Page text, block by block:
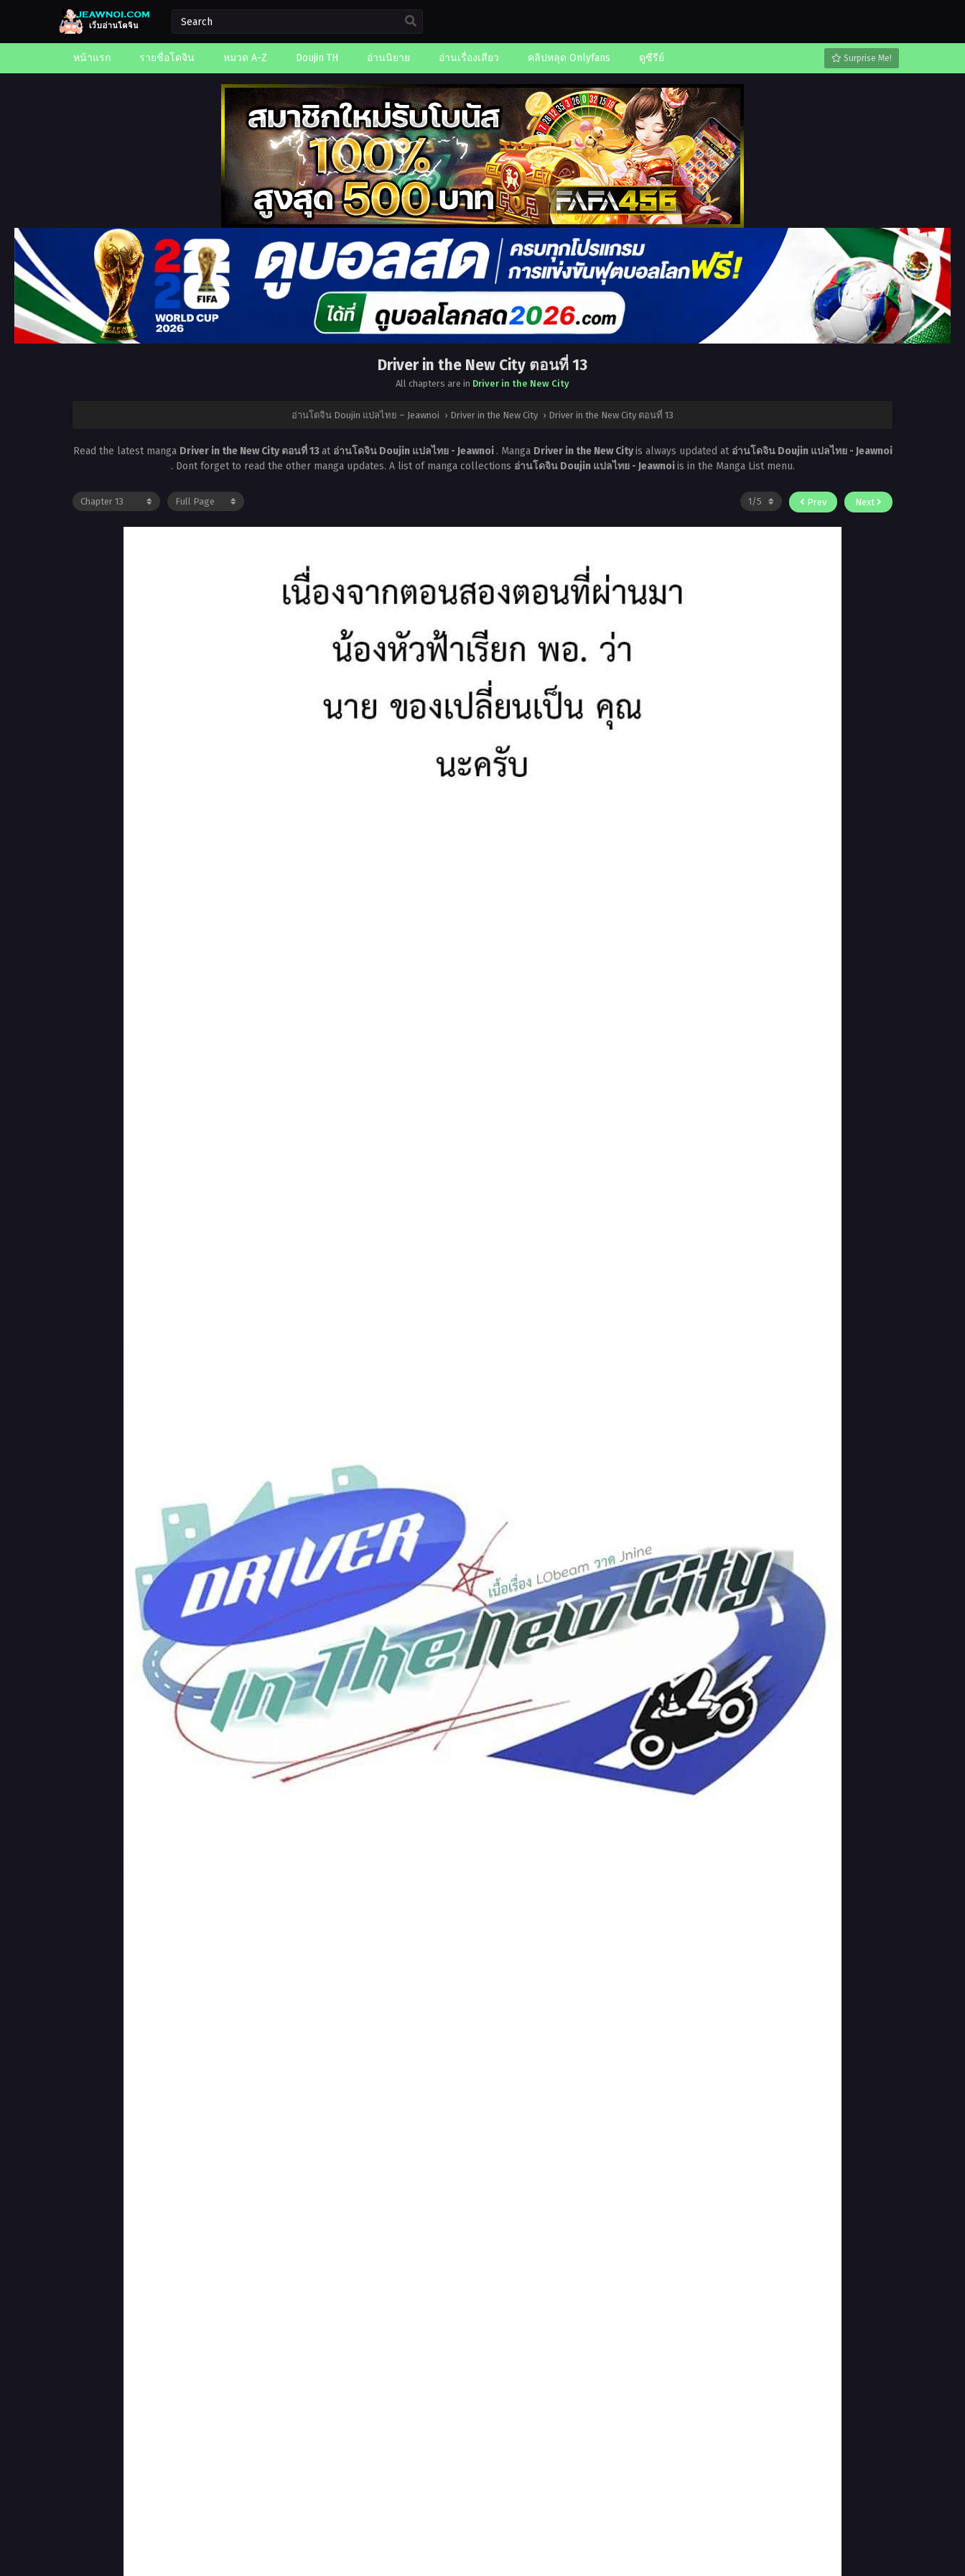
หน้าแรก รายชื่อโดจิน หมวด A-Z Doujin TH อ่านนิยาย อ่านเรื่องเสียว คลิปหลุด Onlyfans ดูซีรีย์ Surprise Me!
Driver in the New City ตอนที่ 13
All chapters are in Driver in the New City
อ่านโดจิน Doujin แปลไทย – Jeawnoi › Driver in the New City › Driver in the New City ตอนที่ 13
Read the latest manga Driver in the New City ตอนที่ 13at อ่านโดจิน Doujin แปลไทย - Jeawnoi . Manga Driver in the New Cityis always updated at อ่านโดจิน Doujin แปลไทย - Jeawnoi
. Dont forget to read the other manga updates. A list of manga collections อ่านโดจิน Doujin แปลไทย - Jeawnoiis in the Manga List menu.
Prev Next